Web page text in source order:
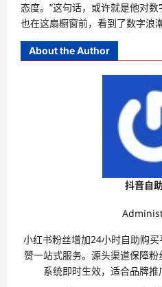
态度。”这句话，或许就是他对数
也在这扇橱窗前，看到了数字浪
About the Author
抖音自
小红书粉丝增加24小时自助购
赞一站式服务。源头渠道保障
系统即时生效，适合品牌推